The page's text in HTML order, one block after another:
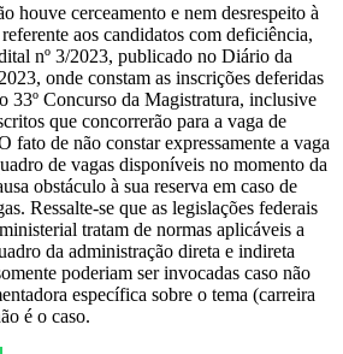
houve cerceamento e nem desrespeito à
aos candidatos com deficiência,
nº 3/2023, publicado no Diário da
onde constam as inscrições deferidas
33º Concurso da Magistratura, inclusive
que concorrerão para a vaga de
fato de não constar expressamente a vaga
de vagas disponíveis no momento da
obstáculo à sua reserva em caso de
Ressalte-se que as legislações federais
tratam de normas aplicáveis a
da administração direta e indireta
poderiam ser invocadas caso não
específica sobre o tema (carreira
é o caso.